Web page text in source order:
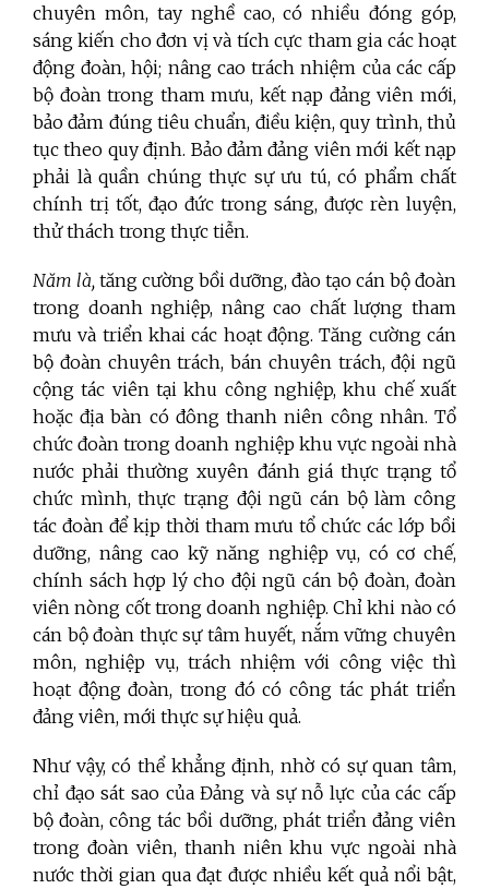
chuyên môn, tay nghề cao, có nhiều đóng góp,
sáng kiến cho đơn vị và tích cực tham gia các hoạt
động đoàn, hội; nâng cao trách nhiệm của các cấp
bộ đoàn trong tham mưu, kết nạp đảng viên mới,
bảo đảm đúng tiêu chuẩn, điều kiện, quy trình, thủ
tục theo quy định. Bảo đảm đảng viên mới kết nạp
phải là quần chúng thực sự ưu tú, có phẩm chất
chính trị tốt, đạo đức trong sáng, được rèn luyện,
thử thách trong thực tiễn.
Năm là, tăng cường bồi dưỡng, đào tạo cán bộ đoàn
trong doanh nghiệp, nâng cao chất lượng tham
mưu và triển khai các hoạt động. Tăng cường cán
bộ đoàn chuyên trách, bán chuyên trách, đội ngũ
cộng tác viên tại khu công nghiệp, khu chế xuất
hoặc địa bàn có đông thanh niên công nhân. Tổ
chức đoàn trong doanh nghiệp khu vực ngoài nhà
nước phải thường xuyên đánh giá thực trạng tổ
chức mình, thực trạng đội ngũ cán bộ làm công
tác đoàn để kịp thời tham mưu tổ chức các lớp bồi
dưỡng, nâng cao kỹ năng nghiệp vụ, có cơ chế,
chính sách hợp lý cho đội ngũ cán bộ đoàn, đoàn
viên nòng cốt trong doanh nghiệp. Chỉ khi nào có
cán bộ đoàn thực sự tâm huyết, nắm vững chuyên
môn, nghiệp vụ, trách nhiệm với công việc thì
hoạt động đoàn, trong đó có công tác phát triển
đảng viên, mới thực sự hiệu quả.
Như vậy, có thể khẳng định, nhờ có sự quan tâm,
chỉ đạo sát sao của Đảng và sự nỗ lực của các cấp
bộ đoàn, công tác bồi dưỡng, phát triển đảng viên
trong đoàn viên, thanh niên khu vực ngoài nhà
nước thời gian qua đạt được nhiều kết quả nổi bật,